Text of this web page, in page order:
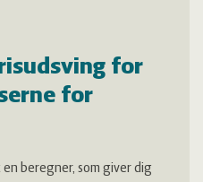
for
for
beregner, som giver dig